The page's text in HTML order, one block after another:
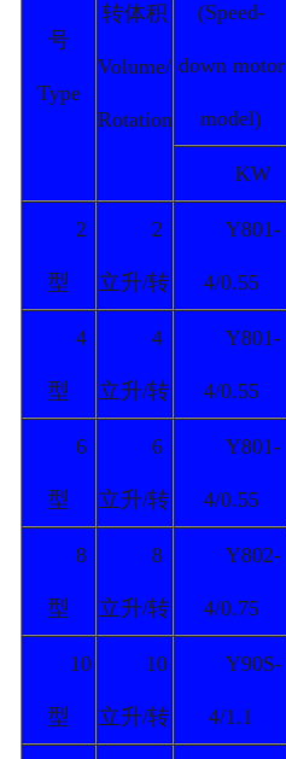
号
Type
转体积
Volume/
Rotation
(Speed-
down motor
model)
KW
2
型
2
立升/转
Y801-
4/0.55
4
型
4
立升/转
Y801-
4/0.55
6
型
6
立升/转
Y801-
4/0.55
8
型
8
立升/转
Y802-
4/0.75
10
型
10
立升/转
Y90S-
4/1.1